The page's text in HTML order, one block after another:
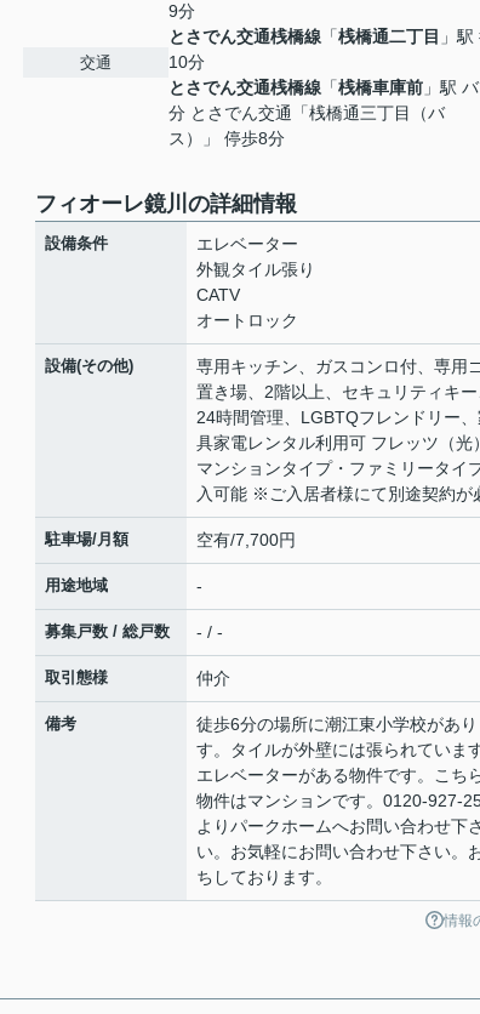
交通
9分
とさでん交通桟橋線 「桟橋通二丁目 」
10分
とさでん交通桟橋線 「桟橋車庫前 」駅
分 とさでん交通「桟橋通三丁目（バ
ス）」 停歩8分
フィオーレ鏡川の詳細情報
設備条件
エレベーター
外観タイル張り
CATV
オートロック
設備(その他)
専用キッチン、ガスコンロ付、専用
置き場、2階以上、セキュリティキ
24時間管理、LGBTQフレンドリー
具家電レンタル利用可 フレッツ（光
マンションタイプ・ファミリータイ
入可能 ※ご入居者様にて別途契約が
駐車場/月額 空有/7,700円
用途地域 -
募集戸数 / 総戸数 - / -
取引態様 仲介
備考
徒歩6分の場所に潮江東小学校があ
す。タイルが外壁には張られていま
エレベーターがある物件です。こち
物件はマンションです。0120-927-
よりパークホームへお問い合わせ下
い。お気軽にお問い合わせ下さい。
ちしております。
情報